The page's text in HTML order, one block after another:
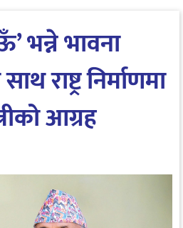
भन्ने भावना
राष्ट्र निर्माणमा
आग्रह